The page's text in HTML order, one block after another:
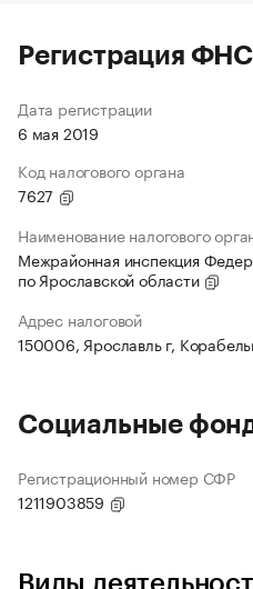
Регистрация ФНС
Дата регистрации
6 мая 2019
Код налогового органа
7627
Наименование налогового
Межрайонная инспекция
по Ярославской области
Адрес налоговой
150006, Ярославль г,
Социальные
Регистрационный номер СФР
1211903859